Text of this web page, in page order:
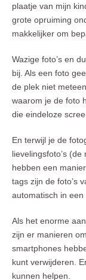
plaatje van mijn
grote opruiming
makkelijker om
Wazige foto’s en
bij. Als een foto
de plek niet
waarom je de foto
die eindeloze
En terwijl je de
lievelingsfoto’s
hebben een
tags zijn de foto’s
automatisch in
Als het enorme
zijn er manieren
smartphones
kunt verwijderen.
kunnen helpen.